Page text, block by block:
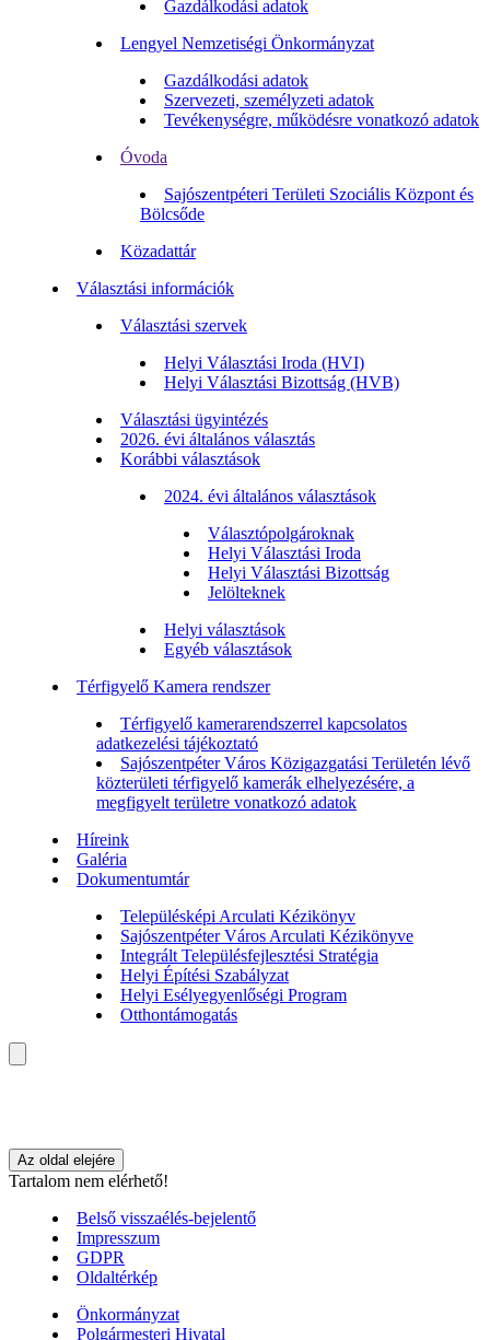
Gazdálkodási adatok
Lengyel Nemzetiségi Önkormányzat
Gazdálkodási adatok
Szervezeti, személyzeti adatok
Tevékenységre, működésre vonatkozó adatok
Óvoda
Sajószentpéteri Területi Szociális Központ és
Bölcsőde
Közadattár
Választási információk
Választási szervek
Helyi Választási Iroda (HVI)
Helyi Választási Bizottság (HVB)
Választási ügyintézés
2026. évi általános választás
Korábbi választások
2024. évi általános választások
Választópolgároknak
Helyi Választási Iroda
Helyi Választási Bizottság
Jelölteknek
Helyi választások
Egyéb választások
Térfigyelő Kamera rendszer
Térfigyelő kamerarendszerrel kapcsolatos
adatkezelési tájékoztató
Sajószentpéter Város Közigazgatási Területén lévő
közterületi térfigyelő kamerák elhelyezésére, a
megfigyelt területre vonatkozó adatok
Híreink
Galéria
Dokumentumtár
Településképi Arculati Kézikönyv
Sajószentpéter Város Arculati Kézikönyve
Integrált Településfejlesztési Stratégia
Helyi Építési Szabályzat
Helyi Esélyegyenlőségi Program
Otthontámogatás
Az oldal elejére
Tartalom nem elérhető!
Belső visszaélés-bejelentő
Impresszum
GDPR
Oldaltérkép
Önkormányzat
Polgármesteri Hivatal